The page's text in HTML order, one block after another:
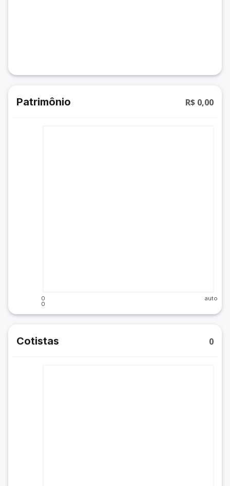
Patrimônio R$ 0,00
0
0
auto
Cotistas 0